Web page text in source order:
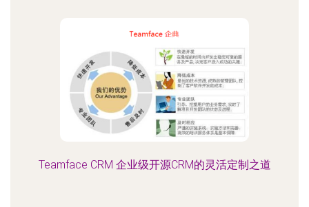
Teamface CRM 企业级开源CRM的灵活定制之道